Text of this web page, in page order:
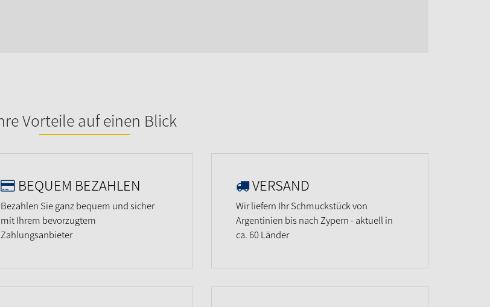
Vorteile auf einen Blick
BEQUEM BEZAHLEN
Bezahlen Sie ganz bequem und sicher
mit Ihrem bevorzugtem
Zahlungsanbieter
VERSAND
Wir liefern Ihr Schmuckstück von
Argentinien bis nach Zypern - aktuell in
ca. 60 Länder